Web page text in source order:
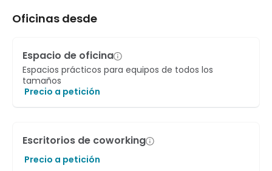
Oficinas desde
Espacio de oficina
Espacios prácticos para equipos de todos los
tamaños
Precio a petición
Escritorios de coworking
Precio a petición